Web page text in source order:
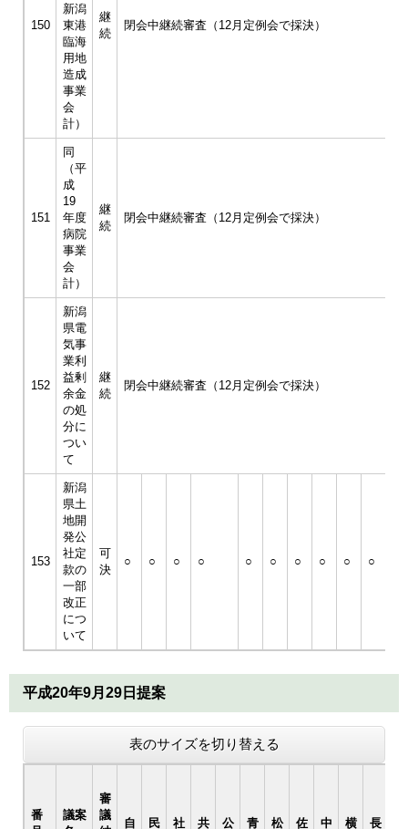
150
新潟
東港
臨海
用地
造成
事業
会
計）
継
続
閉会中継続審査（12月定例会で採決）
151
同
（平
成
19
年度
病院
事業
会
計）
継
続
閉会中継続審査（12月定例会で採決）
152
新潟
県電
気事
業利
益剰
余金
の処
分に
つい
て
継
続
閉会中継続審査（12月定例会で採決）
153
新潟
県土
地開
発公
社定
款の
一部
改正
につ
いて
可
決
○ ○ ○ ○ ○ ○ ○ ○ ○ ○
平成20年9月29日提案
表のサイズを切り替える
番
議案
審
議
自 民 社 共 公 青 松 佐 中 横 長